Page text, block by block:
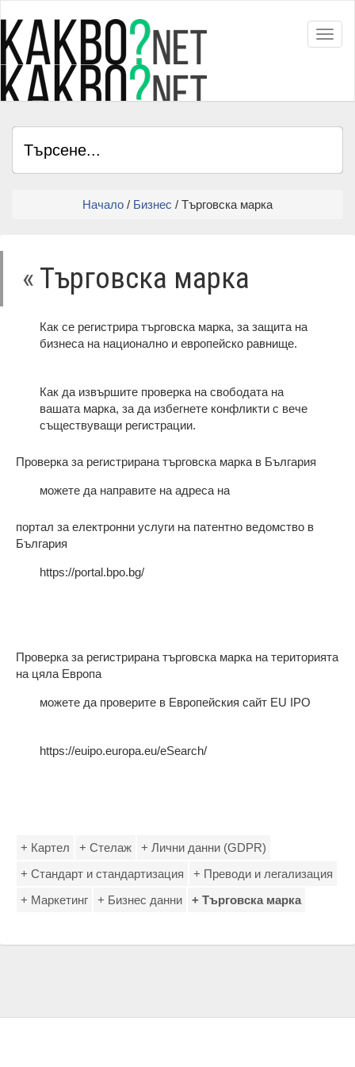
Начало / Бизнес / Търговска марка
« Търговска марка
Как се регистрира търговска марка, за защита на
бизнеса на национално и европейско равнище.
Как да извършите проверка на свободата на
вашата марка, за да избегнете конфликти с вече
съществуващи регистрации.
Проверка за регистрирана търговска марка в България
можете да направите на адреса на
портал за електронни услуги на патентно ведомство в
България
https://portal.bpo.bg/
Проверка за регистрирана търговска марка на територията
на цяла Европа
можете да проверите в Европейския сайт EU IPO
https://euipo.europa.eu/eSearch/
+ Картел + Стелаж
+ Лични данни (GDPR)
+ Стандарт и стандартизация
+ Преводи и легализация
+ Маркетинг
+ Бизнес данни + Търговска марка